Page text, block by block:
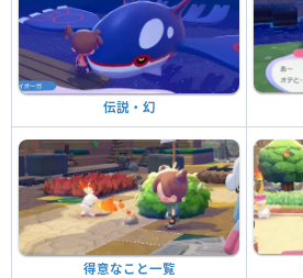
伝説・幻
得意なこと一覧